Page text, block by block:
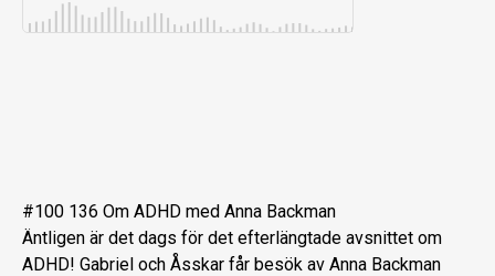
#100 136 Om ADHD med Anna Backman
Äntligen är det dags för det efterlängtade avsnittet om
ADHD! Gabriel och Åsskar får besök av Anna Backman